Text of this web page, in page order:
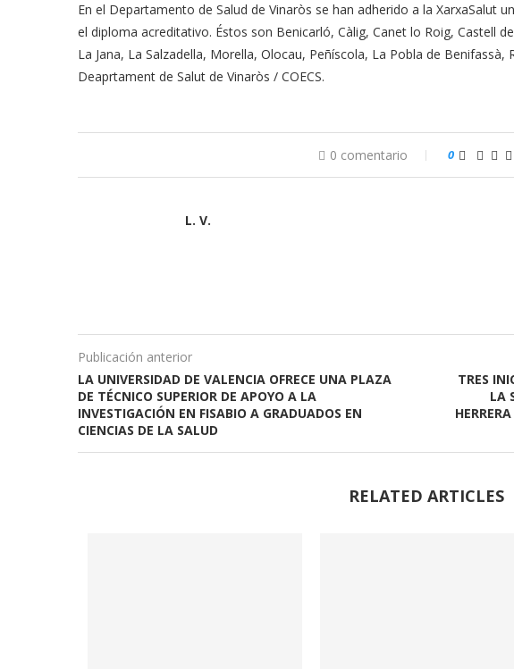
En el Departamento de Salud de Vinaròs se han adherido a la XarxaSalut
el diploma acreditativo. Éstos son Benicarló, Càlig, Canet lo Roig, Castell
La Jana, La Salzadella, Morella, Olocau, Peñíscola, La Pobla de Benifassà,
Deaprtament de Salut de Vinaròs / COECS.
0 comentario 0
L. V.
Publicación anterior
LA UNIVERSIDAD DE VALENCIA OFRECE UNA PLAZA
DE TÉCNICO SUPERIOR DE APOYO A LA
INVESTIGACIÓN EN FISABIO A GRADUADOS EN
CIENCIAS DE LA SALUD
TRES
LA
RELATED ARTICLES